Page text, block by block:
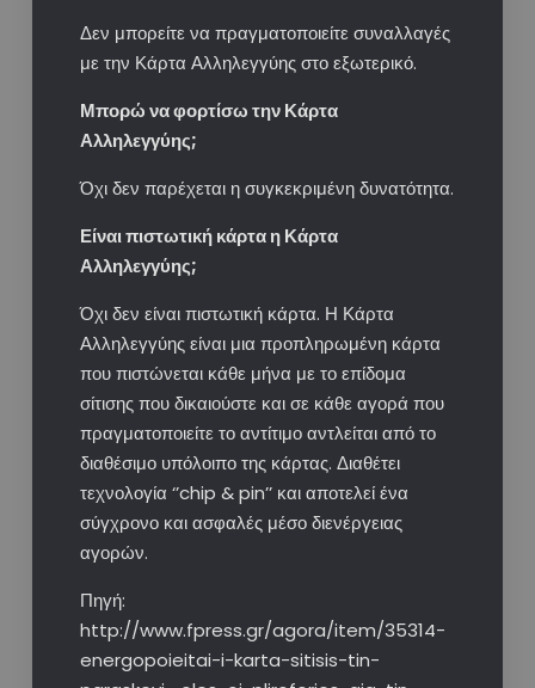
Δεν μπορείτε να πραγματοποιείτε συναλλαγές
με την Κάρτα Αλληλεγγύης στο εξωτερικό.​
Μπορώ να φορτίσω την Κάρτα
Αλληλεγγύης;
Όχι δεν παρέχεται η συγκεκριμένη δυνατότητα.​
Είναι πιστωτική κάρτα η Κάρτα
Αλληλεγγύης;​
Όχι δεν είναι πιστωτική κάρτα. Η Κάρτα
Αλληλεγγύης είναι μια προπληρωμένη κάρτα
που πιστώνεται κάθε μήνα με το επίδομα
σίτισης που δικαιούστε και σε κάθε αγορά που
πραγματοποιείτε το αντίτιμο αντλείται από το
διαθέσιμο υπόλοιπο της κάρτας. Διαθέτει
τεχνολογία ‘’chip & pin’’ και αποτελεί ένα
σύγχρονο και ασφαλές μέσο διενέργειας
αγορών.​
Πηγή:
http://www.fpress.gr/agora/item/35314-
energopoieitai-i-karta-sitisis-tin-